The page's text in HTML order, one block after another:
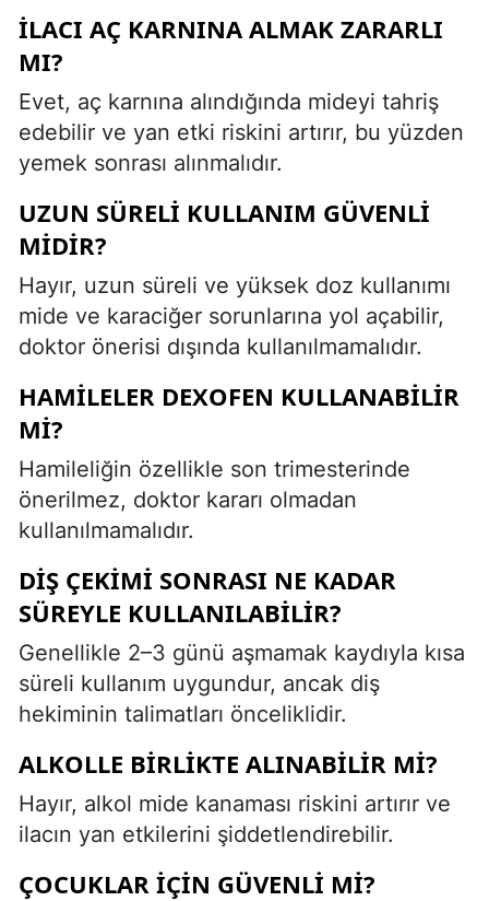
İLACI AÇ KARNINA ALMAK ZARARLI
MI?
Evet, aç karnına alındığında mideyi tahriş
edebilir ve yan etki riskini artırır, bu yüzden
yemek sonrası alınmalıdır.
UZUN SÜRELI KULLANIM GÜVENLI
MIDIR?
Hayır, uzun süreli ve yüksek doz kullanımı
mide ve karaciğer sorunlarına yol açabilir,
doktor önerisi dışında kullanılmamalıdır.
HAMILELER DEXOFEN KULLANABILIR
MI?
Hamileliğin özellikle son trimesterinde
önerilmez, doktor kararı olmadan
kullanılmamalıdır.
DIŞ ÇEKIMI SONRASI NE KADAR
SÜREYLE KULLANILABILIR?
Genellikle 2–3 günü aşmamak kaydıyla kısa
süreli kullanım uygundur, ancak diş
hekiminin talimatları önceliklidir.
ALKOLLE BIRLIKTE ALINABILIR MI?
Hayır, alkol mide kanaması riskini artırır ve
ilacın yan etkilerini şiddetlendirebilir.
ÇOCUKLAR IÇIN GÜVENLI MI?